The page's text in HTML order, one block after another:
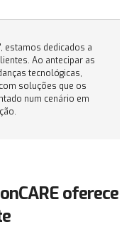
estamos dedicados a
Ao antecipar as
tecnológicas,
soluções que os
num cenário em
oferece